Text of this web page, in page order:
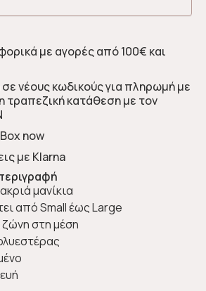
με αγορές από 100€ και
νέους κωδικούς για πληρωμή με
τραπεζική κατάθεση με τον
now
με Klarna
μανίκια
από Small έως Large
στη μέση